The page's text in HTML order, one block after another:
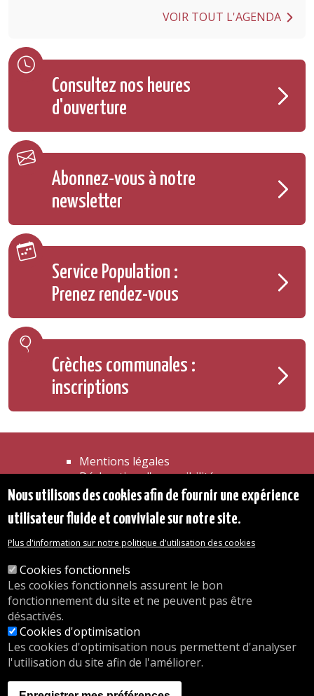
VOIR TOUT L'AGENDA
Consultez nos heures
d'ouverture
Abonnez-vous à notre
newsletter
Service Population :
Prenez rendez-vous
Crèches communales :
inscriptions
Mentions légales
Déclaration d'accessibilité
Transparence
Les services de l'administration
Organigramme
© 2026 Commune d'Auderghem
Rue Emile Idiers 12 - 1160 Auderghem
Tel. : 02/676.48.11.
Nos heures d'ouverture
Inscriptions en crèche
Nous utilisons des cookies afin de fournir une expérience
utilisateur fluide et conviviale sur notre site.
Plus d'information sur notre politique d'utilisation des cookies
Cookies fonctionnels
Les cookies fonctionnels assurent le bon
fonctionnement du site et ne peuvent pas être
désactivés.
Cookies d'optimisation
Les cookies d'optimisation nous permettent d'analyser
l'utilisation du site afin de l'améliorer.